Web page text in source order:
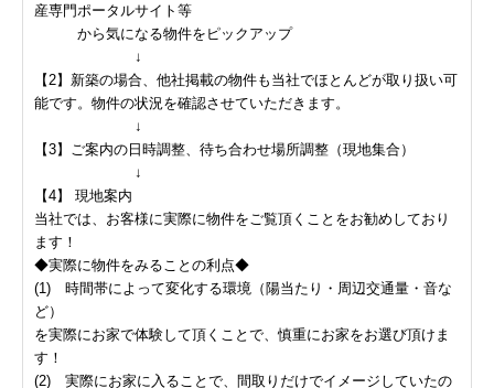
産専門ポータルサイト等
から気になる物件をピックアップ
↓
【2】新築の場合、他社掲載の物件も当社でほとんどが取り扱い可
能です。物件の状況を確認させていただきます。
↓
【3】ご案内の日時調整、待ち合わせ場所調整（現地集合）
↓
【4】 現地案内
当社では、お客様に実際に物件をご覧頂くことをお勧めしており
ます！
◆実際に物件をみることの利点◆
(1) 時間帯によって変化する環境（陽当たり・周辺交通量・音な
ど）
を実際にお家で体験して頂くことで、慎重にお家をお選び頂けま
す！
(2) 実際にお家に入ることで、間取りだけでイメージしていたの